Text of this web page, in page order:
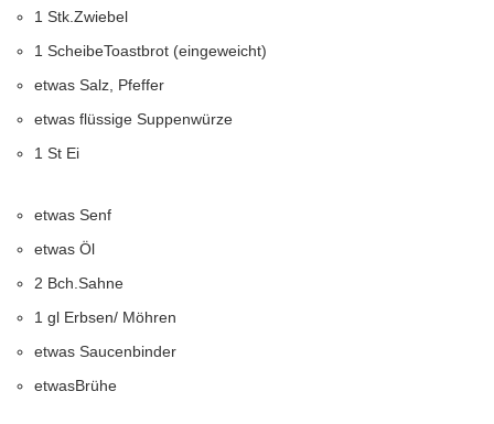
1 Stk. Zwiebel
1 ScheibeToastbrot (eingeweicht)
etwas Salz, Pfeffer
etwas flüssige Suppenwürze
1 St Ei
etwas Senf
etwas Öl
2 Bch. Sahne
1 gl Erbsen/ Möhren
etwas Saucenbinder
etwasBrühe